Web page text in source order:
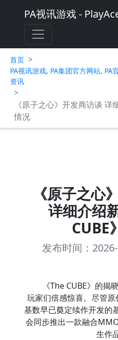
PA视讯游戏 -
首页 >
PA视讯游戏, PA集团官方网站,
资讯
>
《原子之心》开发商访谈 详
情况
《原子之心
详细介绍
CUBE
发布时间：
《The CUBE》的揭
玩家们倍感惊喜。尽管
基数早已奠定续作开发的
会同步推出一款融合
生作